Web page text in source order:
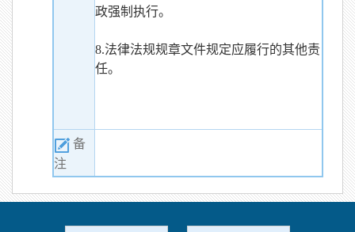
政强制执行。
8.法律法规规章文件规定应履行的其他责
任。
备
注